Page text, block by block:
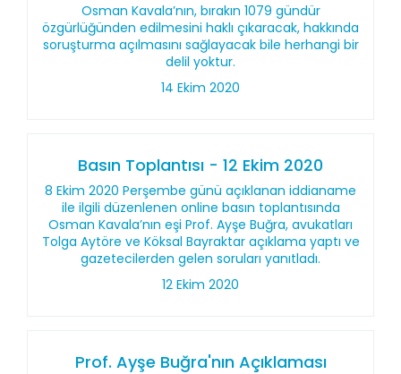
Osman Kavala’nın, bırakın 1079 gündür
özgürlüğünden edilmesini haklı çıkaracak, hakkında
soruşturma açılmasını sağlayacak bile herhangi bir
delil yoktur.
14 Ekim 2020
Basın Toplantısı - 12 Ekim 2020
8 Ekim 2020 Perşembe günü açıklanan iddianame
ile ilgili düzenlenen online basın toplantısında
Osman Kavala’nın eşi Prof. Ayşe Buğra, avukatları
Tolga Aytöre ve Köksal Bayraktar açıklama yaptı ve
gazetecilerden gelen soruları yanıtladı.
12 Ekim 2020
Prof. Ayşe Buğra'nın Açıklaması